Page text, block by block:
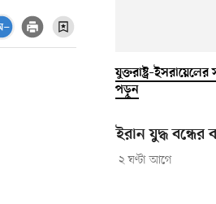
পড়ুন
ইরান যুদ্ধ বন্ধের
২ ঘণ্টা আগে